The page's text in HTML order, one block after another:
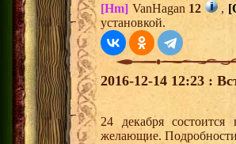
[Hm] VanHagan 12 ,
установкой.
2016-12-14 12:23 :
24 декабря
желающие. Подробности